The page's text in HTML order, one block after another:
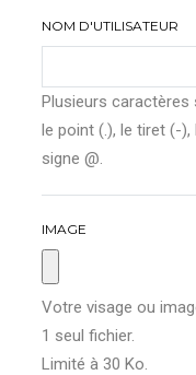
NOM D'UTILISATEUR
Plusieurs caractères
le point (.), le tiret (-
signe @.
IMAGE
Votre visage ou
1 seul fichier.
Limité à 30 Ko.